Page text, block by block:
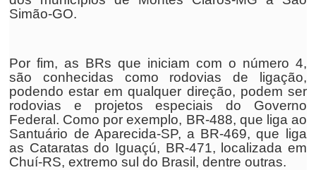
Simão-GO.
Por fim, as BRs que iniciam com o número 4,
são conhecidas como rodovias de ligação,
podendo estar em qualquer direção, podem ser
rodovias e projetos especiais do Governo
Federal. Como por exemplo, BR-488, que liga ao
Santuário de Aparecida-SP, a BR-469, que liga
as Cataratas do Iguaçú, BR-471, localizada em
Chuí-RS, extremo sul do Brasil, dentre outras.